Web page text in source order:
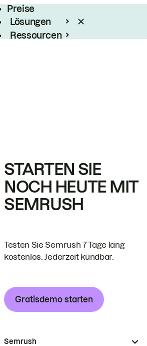
Preise
Lösungen
Ressourcen
STARTEN SIE
NOCH HEUTE MIT
SEMRUSH
Testen Sie Semrush 7 Tage lang
kostenlos. Jederzeit kündbar.
Gratisdemo starten
Semrush